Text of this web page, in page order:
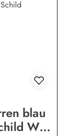
blau
WC